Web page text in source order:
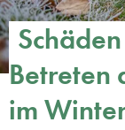
Betreten
im